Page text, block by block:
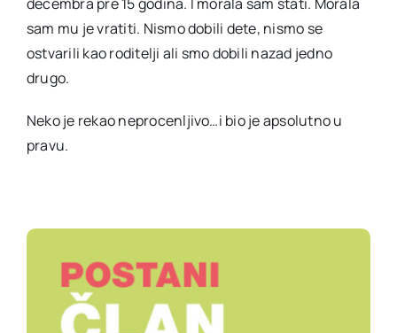
decembra pre 15 godina. I morala sam stati. Morala
sam mu je vratiti. Nismo dobili dete, nismo se
ostvarili kao roditelji ali smo dobili nazad jedno
drugo.
Neko je rekao neprocenljivo…i bio je apsolutno u
pravu.